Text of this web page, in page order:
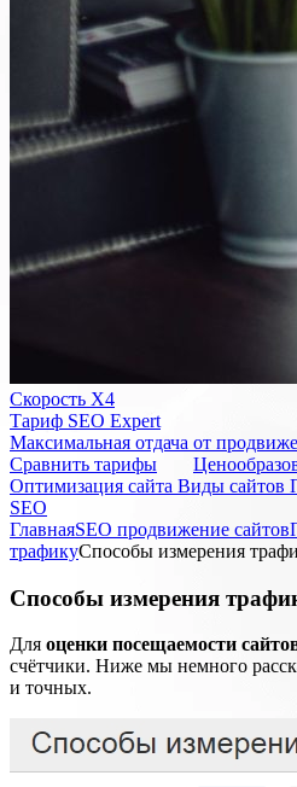
Скорость Х4
Тариф SEO Expert
Максимальная отдача от
Cравнить тарифы
Оптимизация сайта Виды сайтов
SEO
ГлавнаяSEO продвижение сайтов
трафикуСпособы измерения
Способы измерения
Для оценки посещаемости
счётчики. Ниже мы немного
и точных.